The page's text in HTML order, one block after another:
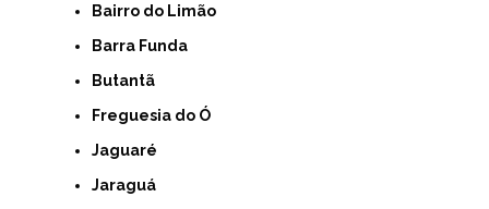
Bairro do Limão
Barra Funda
Butantã
Freguesia do Ó
Jaguaré
Jaraguá